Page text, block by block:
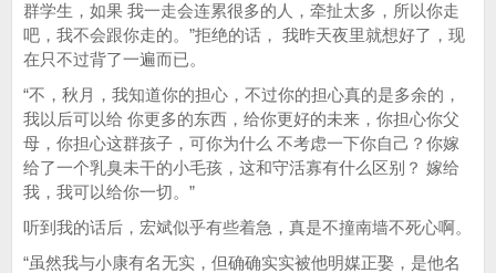
群学生，如果 我一走会连累很多的人，牵扯太多，所以你走
吧，我不会跟你走的。”拒绝的话， 我昨天夜里就想好了，现
在只不过背了一遍而已。
“不，秋月，我知道你的担心，不过你的担心真的是多余的，
我以后可以给 你更多的东西，给你更好的未来，你担心你父
母，你担心这群孩子，可你为什么 不考虑一下你自己？你嫁
给了一个乳臭未干的小毛孩，这和守活寡有什么区别？ 嫁给
我，我可以给你一切。”
听到我的话后，宏斌似乎有些着急，真是不撞南墙不死心啊。
“虽然我与小康有名无实，但确确实实被他明媒正娶，是他名